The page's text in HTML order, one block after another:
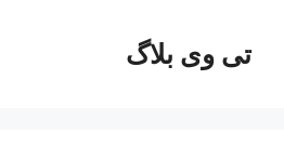
محتواتی وی بلاگ